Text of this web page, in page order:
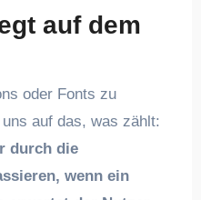
auf dem
oder Fonts zu
auf das, was zählt:
durch die
wenn ein